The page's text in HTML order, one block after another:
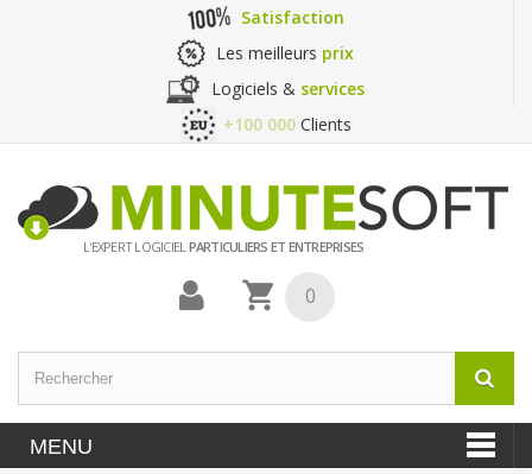
Satisfaction
Les meilleurs prix
Logiciels & services
+100 000 Clients
L'EXPERT LOGICIELPARTICULIERS ET ENTREPRISES
0
MENU